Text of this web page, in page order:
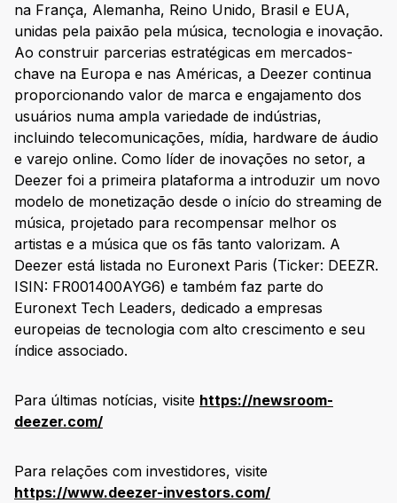
na França, Alemanha, Reino Unido, Brasil e EUA,
unidas pela paixão pela música, tecnologia e inovação.
Ao construir parcerias estratégicas em mercados-
chave na Europa e nas Américas, a Deezer continua
proporcionando valor de marca e engajamento dos
usuários numa ampla variedade de indústrias,
incluindo telecomunicações, mídia, hardware de áudio
e varejo online. Como líder de inovações no setor, a
Deezer foi a primeira plataforma a introduzir um novo
modelo de monetização desde o início do streaming de
música, projetado para recompensar melhor os
artistas e a música que os fãs tanto valorizam. A
Deezer está listada no Euronext Paris (Ticker: DEEZR.
ISIN: FR001400AYG6) e também faz parte do
Euronext Tech Leaders, dedicado a empresas
europeias de tecnologia com alto crescimento e seu
índice associado.
Para últimas notícias, visite https://newsroom-
deezer.com/
Para relações com investidores, visite
https://www.deezer-investors.com/